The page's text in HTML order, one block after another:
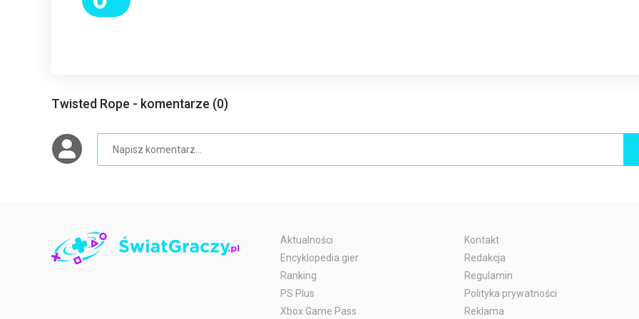
Twisted Rope - komentarze (0)
Aktualności
Encyklopedia gier
Ranking
PS Plus
Xbox Game Pass
Kontakt
Redakcja
Regulamin
Polityka prywatności
Reklama